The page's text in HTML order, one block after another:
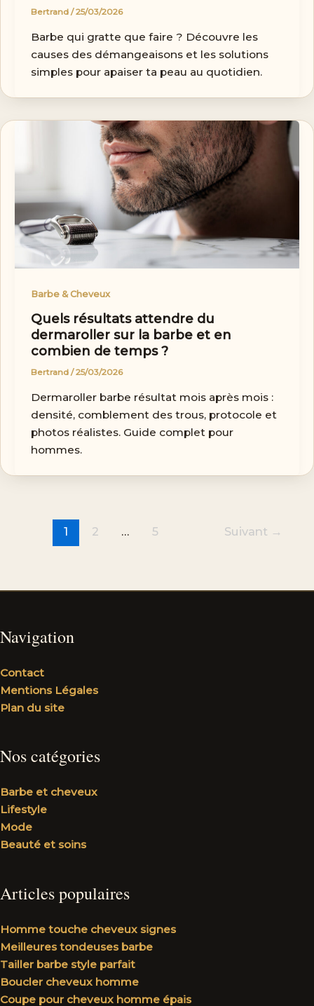
Bertrand/25/03/2026
Barbe qui gratte que faire ? Découvre les
causes des démangeaisons et les solutions
simples pour apaiser ta peau au quotidien.
Barbe & Cheveux
Quels résultats attendre du
dermaroller sur la barbe et en
combien de temps ?
Bertrand/25/03/2026
Dermaroller barbe résultat mois après mois :
densité, comblement des trous, protocole et
photos réalistes. Guide complet pour
hommes.
1 2 … 5 Suivant →
Navigation
Contact
Mentions Légales
Plan du site
Nos catégories
Barbe et cheveux
Lifestyle
Mode
Beauté et soins
Articles populaires
Homme touche cheveux signes
Meilleures tondeuses barbe
Tailler barbe style parfait
Boucler cheveux homme
Coupe pour cheveux homme épais